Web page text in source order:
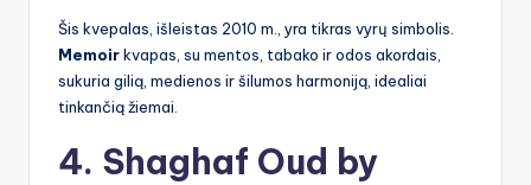
Šis kvepalas, išleistas 2010 m., yra tikras vyrų simbolis.
Memoirkvapas, su mentos, tabako ir odos akordais,
sukuria gilią, medienos ir šilumos harmoniją, idealiai
tinkančią žiemai.
4. Shaghaf Oud by